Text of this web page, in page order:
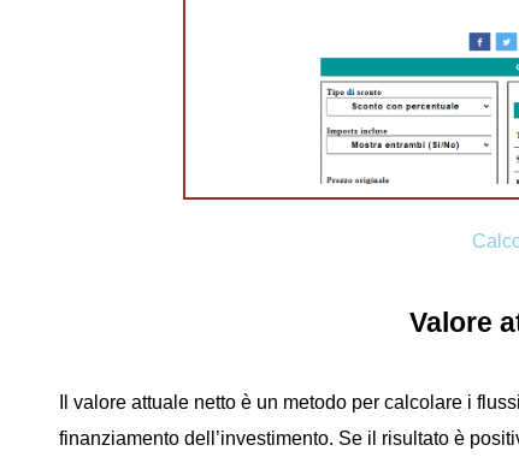
Valore
Il valore attuale netto è un metodo per calcolare i
finanziamento dell’investimento. Se il risultato è